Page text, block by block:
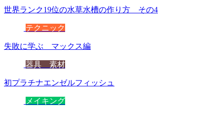
世界ランク19位の水草水槽の作り方 その4
テクニック
失敗に学ぶ マックス編
器具 素材
初プラチナエンゼルフィッシュ
メイキング